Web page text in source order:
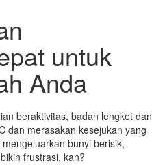
untuk
Anda
beraktivitas, badan lengket dan
dan merasakan kesejukan yang
bunyi berisik,
frustrasi, kan?